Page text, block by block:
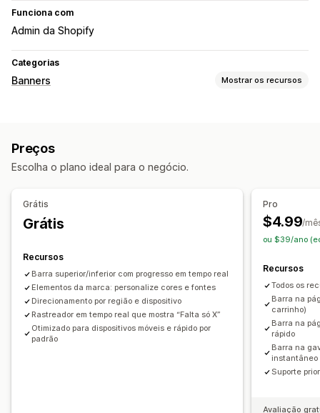
Funciona com
Admin da Shopify
Categorias
Banners Mostrar os recursos
Página do produto
Recomendações personalizadas
Posição do banner
CSS personalizado
Responsividade para dispositivos móveis
Segmentação geográfica
Segmentação por comportamento
Análises e relatórios
Preços
Escolha o plano ideal para o negócio.
Grátis
Grátis
Recursos
Barra superior/inferior com progresso em tempo real
Elementos da marca: personalize cores e fontes
Direcionamento por região e dispositivo
Rastreador em tempo real que mostra “Falta só X”
Otimizado para dispositivos móveis e rápido por
padrão
Pro
$4.99/
ou $39/ano
Recursos
Todos os
Barra na
carrinho)
Barra na
rápido
Barra na
instantâneo
Suporte
Avaliação